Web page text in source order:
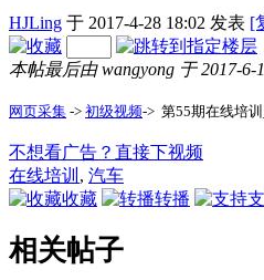
HJLing 于 2017-4-28 18:02 发表 [
本帖最后由 wangyong 于 2017-6-
网页采集 -> 初级视频-> 第55期在线培
不想看广告？直接下视频
在线培训 , 汽车
收藏
转播
相关帖子